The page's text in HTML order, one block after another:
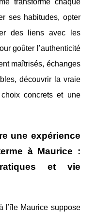
ses habitudes, opter
des liens avec les
goûter l’authenticité
maîtrisés, échanges
découvrir la vraie
concrets et une
une expérience
à Maurice :
et vie
l’île Maurice suppose